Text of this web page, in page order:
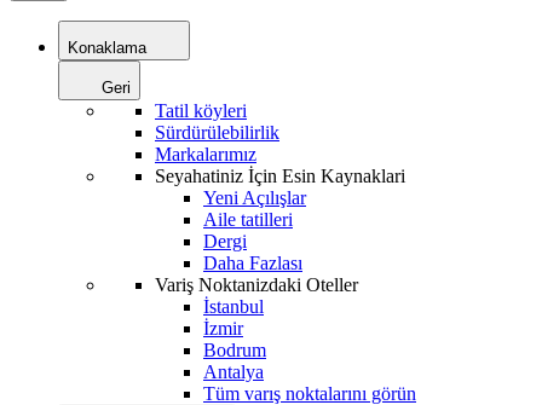
Konaklama
Geri
Tatil köyleri
Sürdürülebilirlik
Markalarımız
Seyahatiniz İçin Esin Kaynaklari
Yeni Açılışlar
Aile tatilleri
Dergi
Daha Fazlası
Variş Noktanizdaki Oteller
İstanbul
İzmir
Bodrum
Antalya
Tüm varış noktalarını görün